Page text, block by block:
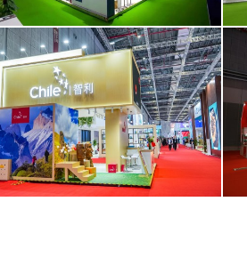
奥林巴斯（北京）销售服务有限公司